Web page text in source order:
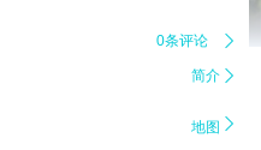
0条评论 
简介 
地图 